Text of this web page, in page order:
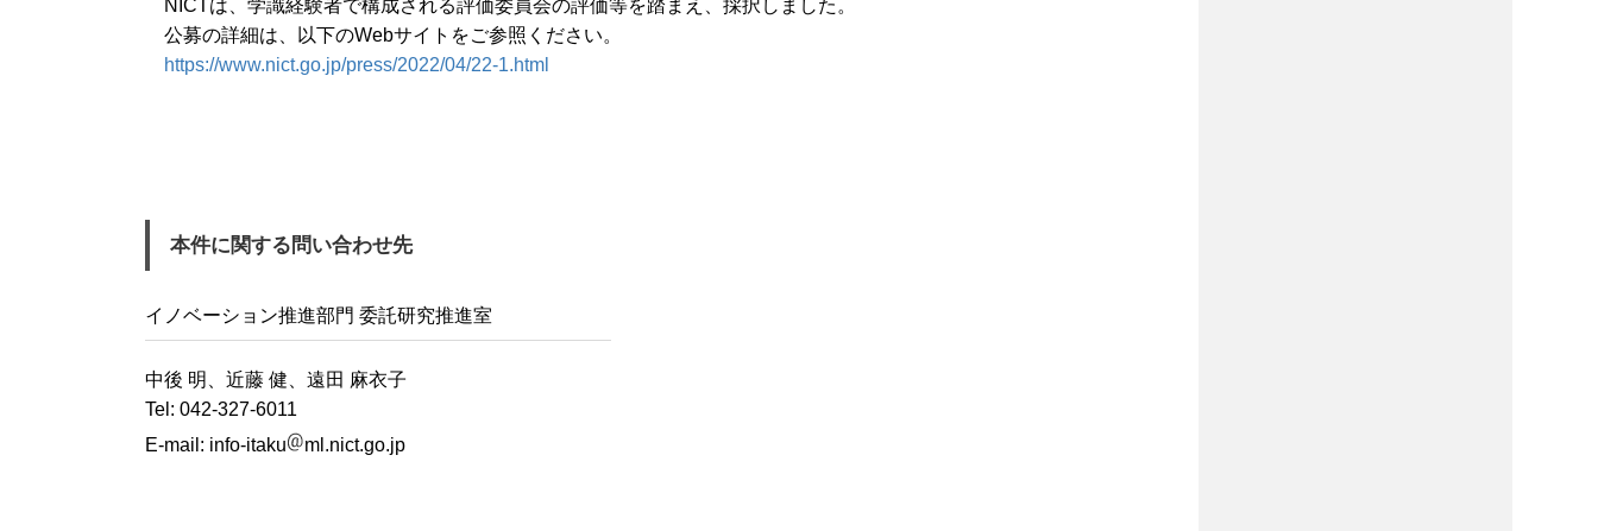
NICTは、学識経験者で構成される評価委員会の評価等を踏まえ、採択しました。
公募の詳細は、以下のWebサイトをご参照ください。
https://www.nict.go.jp/press/2022/04/22-1.html
本件に関する問い合わせ先
イノベーション推進部門 委託研究推進室
中後 明、近藤 健、遠田 麻衣子
Tel: 042-327-6011
E-mail: info-itaku ml.nict.go.jp